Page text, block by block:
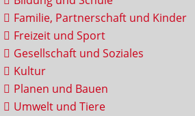
Familie, Partnerschaft und Kinder
Freizeit und Sport
Gesellschaft und Soziales
Kultur
Planen und Bauen
Umwelt und Tiere